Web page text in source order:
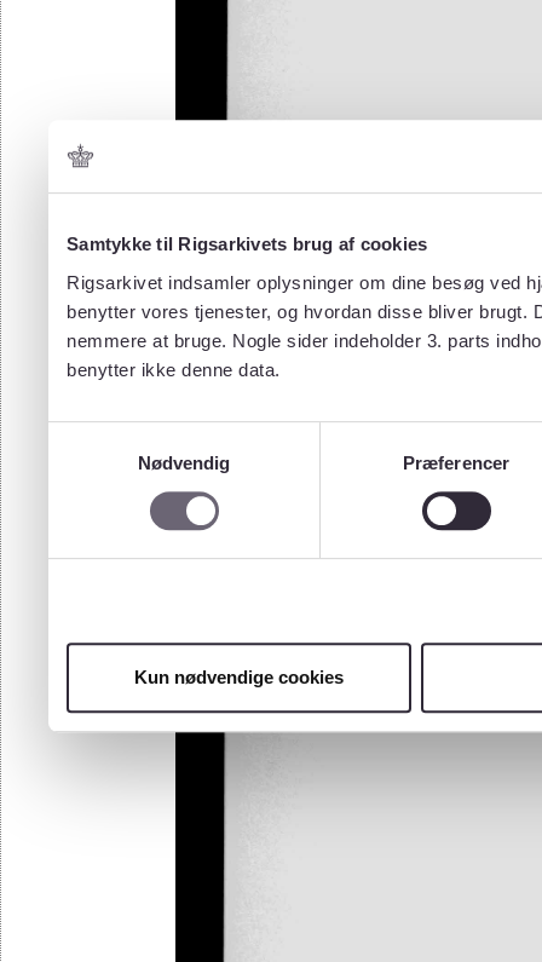
Samtykke til Rigsarkivets brug af cookies
Rigsarkivet indsamler oplysninger om dine besøg ved
benytter vores tjenester, og hvordan disse bliver
nemmere at bruge. Nogle sider indeholder 3. parts
benytter ikke denne data.
Nødvendig
Præferencer
Kun nødvendige cookies